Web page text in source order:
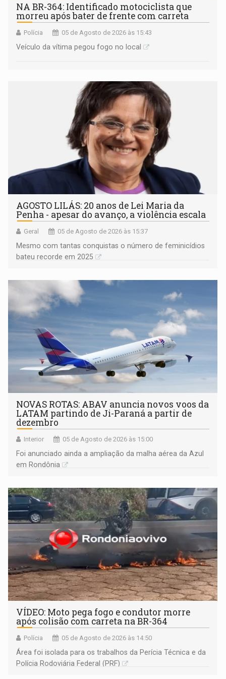
NA BR-364: Identificado motociclista que
morreu após bater de frente com carreta
Polícia 05 de Agosto de 2026 às 15:43
Veículo da vítima pegou fogo no local
AGOSTO LILÁS: 20 anos de Lei Maria da
Penha - apesar do avanço, a violência escala
Geral 05 de Agosto de 2026 às 15:37
Mesmo com tantas conquistas o número de feminicídios
bateu recorde em 2025
NOVAS ROTAS: ABAV anuncia novos voos da
LATAM partindo de Ji-Paraná a partir de
dezembro
Interior 05 de Agosto de 2026 às 15:00
Foi anunciado ainda a ampliação da malha aérea da Azul
em Rondônia
VÍDEO: Moto pega fogo e condutor morre
após colisão com carreta na BR-364
Polícia 05 de Agosto de 2026 às 14:50
Área foi isolada para os trabalhos da Perícia Técnica e da
Polícia Rodoviária Federal (PRF)